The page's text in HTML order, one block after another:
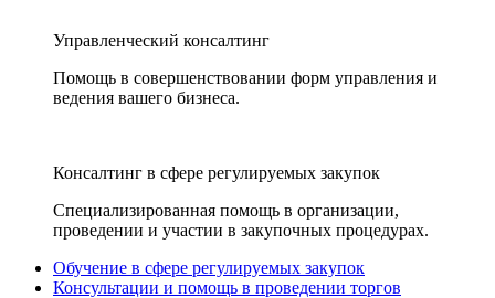
Управленческий консалтинг
Помощь в совершенствовании форм управления и
ведения вашего бизнеса.
Консалтинг в сфере регулируемых закупок
Специализированная помощь в организации,
проведении и участии в закупочных процедурах.
Обучение в сфере регулируемых закупок
Консультации и помощь в проведении торгов